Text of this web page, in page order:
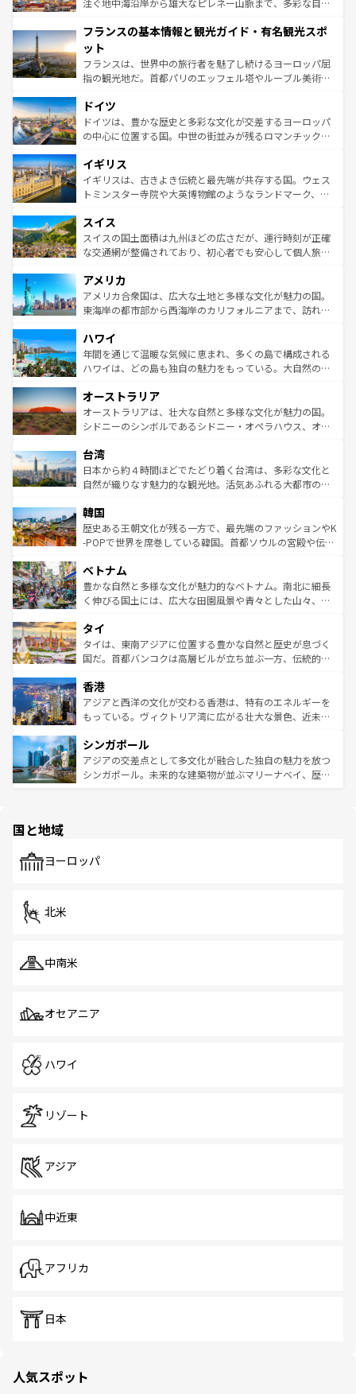
ませてくれるイタリアで、忘れられない旅をしてみよう！
なお、新着のイタリア情報は
しい。
注ぐ地中海沿岸から雄大なピレネー山脈まで、多彩な自然
文化が根付くこの国では、情熱的なフラメンコ、熱気あふ
れる闘牛、そして美味しいタパスが生活の一部となってい
る。首都マドリードの洗練された雰囲気や、バルセロナの
アートに溢れた街角から、地方では古代ローマ遺跡や中世
せる。地方によって風土や気候が異なるスペインはその個
性で訪れる人を魅了する。 なお、新着のスペイン情報は コ
ンテンツ一覧を参照してほしい。
フランスの基本情報と観光ガイド・有名観光スポ
ット
フランスは、世界中の旅行者を魅了し続けるヨーロッパ屈
指の観光地だ。首都パリのエッフェル塔やルーブル美術館
で、幅広い魅力が詰まっている。華麗な宮殿、歴史的な大
聖堂、美しいビーチ、そして豊かな自然が、訪れる者を心
から魅了する。また、フランスは美食の国としても知ら
いる。シャンパンの発祥地であるランス、プロヴァンスの
香り高いラベンダー畑など、多彩な楽しみ方が可能だ。さ
らに、パリ以外の地域にも魅力が溢れており、どの街角に
れる地方に足を運ぶとそれぞれで全く異なる文化を体験で
きるだろう。 なお、新着のフランス情報はコンテンツ一覧
を参照してほしい。
ドイツ
ドイツは、豊かな歴史と多彩な文化が交差するヨーロッパ
の中心に位置する国。中世の街並みが残るロマンチック街
顔を持つこの国は、どこを歩いても飽きることがない。ベ
ルリンの文化的活気、バイエルン州のアルプスの絶景、そ
してライン川沿いのワイン畑といった風景は必見。ビール
は、お酒好きな人にはぜひ体験してほしい。 なお、新着の
ドイツ情報はコンテンツ一覧を参照してほしい。
イギリス
イギリスは、古きよき伝統と最先端が共存する国。ウェス
トミンスター寺院や大英博物館のようなランドマーク、歴
リアごとに異なる魅力がある。また、優雅なアフタヌーン
ティー、ビール好きにはたまらない英国パブ、サッカー観
戦など、本場だからこそできる体験も豊富。イギリスを旅
ンツ一覧を参照してほしい。
スイス
スイスの国土面積は九州ほどの広さだが、運行時刻が正確
な交通網が整備されており、初心者でも安心して個人旅行
の建物がそのまま残る町や、スイスならではのユニークな
博物館もあり、アルプス観光だけでなく町歩きも満喫する
ことができる。国民の所得が高いため物価も高いが、旅行
ば市内交通費無料で観光を楽しむこともできる。 なお、新
着のスイス情報はコンテンツ一覧 を参照してほしい。
アメリカ
アメリカ合衆国は、広大な土地と多様な文化が魅力の国。
東海岸の都市部から西海岸のカリフォルニアまで、訪れる
のような巨大都市は、観光、ショッピング、エンターテイ
ンメントが詰まった刺激的なスポットだ。一方、アメリカ
西部には大自然が広がり、グランドキャニオンやイエロー
部のニューオーリンズでは、音楽と美食が融合した独特の
文化が魅力。旅行者はアメリカの各地域で異なる魅力を楽
しみながら、その多様性と豊かな歴史を感じることができ
ならではの贅沢な旅のスタイルだ。 なお、新着のアメリカ
情報はコンテンツ一覧を参照してほしい。
ハワイ
年間を通じて温暖な気候に恵まれ、多くの島で構成される
ハワイは、どの島も独自の魅力をもっている。大自然の神
ワイ島は見逃せない。また、定番の観光地といえばオアフ
島だが、静かな自然を求めるならマウイ島やカウアイ島が
おすすめ。エメラルドグリーンに輝く海をはじめ、豊かな
れるおもてなしの心で訪れる人々を迎えてくれるハワイの
人々、おいしいローカルフードやハワイアンミュージッ
ク、伝統的なフラダンスなど、すべてがハワイの魅力を彩
ワイを、存分に味わってほしい。 なお、新着のハワイ情報
はコンテンツ一覧を参照してほしい。
オーストラリア
オーストラリアは、壮大な自然と多様な文化が魅力の国。
シドニーのシンボルであるシドニー・オペラハウス、オー
リアリーフや大陸中央部にそびえるウルル（エアーズロッ
ク）、タスマニアの美しい原生林やケアンズの熱帯雨林な
ど、見どころがたくさん。また、カフェやワイン、オージ
いる。アクティビティも充実しており、サーフィンやダイ
ビング、ハイキングなど、アウトドア好きにはたまらな
い。オーストラリアの多彩な魅力を存分に味わいつくそ
参照してほしい。
台湾
日本から約４時間ほどでたどり着く台湾は、多彩な文化と
自然が織りなす魅力的な観光地。活気あふれる大都市の台
ン）、静ひつな山岳地帯である台湾東部など、都市の喧騒
と山間の静けさが共存しており、訪れる人に新しい発見と
驚きをもたらしてくれる。また、奥深い台湾の食文化も魅
容にもいいと評判のスイーツなど、バラエティ豊かな料理
が味わえる。 なお、新着の台湾情報は コンテンツ一覧を参
照してほしい。
韓国
歴史ある王朝文化が残る一方で、最先端のファッションやK
-POPで世界を席巻している韓国。首都ソウルの宮殿や伝統
き、地方に足を延ばせば四季折々の自然美を楽しむことが
できる。そして、キムチや焼肉、絶品のストリートフード
まで、さまざまな韓国料理が待っている。夜には、韓国な
リティに包まれながら、韓国の多彩な魅力を心ゆくまで味
わってみてほしい。 なお、新着の韓国情報はコンテンツ一
覧を参照してほしい。
ベトナム
豊かな自然と多様な文化が魅力的なベトナム。南北に細長
く伸びる国土には、広大な田園風景や青々とした山々、世
急速な発展と共に伝統が息づく。ハノイの古い町並みやホ
ーチミン市のフランス統治時代の建物も、独特の雰囲気を
醸し出している。また、バラエティの豊かさとおいしさで
とつ。フォーやバインミー、ベトナムコーヒーなどは、ぜ
ひ現地で味わいたい。どの地域を訪れてもあたたかい人々
が旅行者を迎えてくれるので、きっと忘れられない旅にな
参照してほしい。
タイ
タイは、東南アジアに位置する豊かな自然と歴史が息づく
国だ。首都バンコクは高層ビルが立ち並ぶ一方、伝統的な
の活気が交差している。北部ではチェンマイなどの山岳地
帯で自然と触れ合い、南部ではプーケットやクラビの美し
いビーチでリゾート気分を楽しむことができる。タイ料理
激する。気候は一年中温暖で、どの季節にも異なる楽しみ
が待っている。親しみやすいタイの人々、仏教を中心とし
た文化、そして多様な観光資源が、訪れる旅人を魅了し続
香港
アジアと西洋の文化が交わる香港は、特有のエネルギーを
もっている。ヴィクトリア湾に広がる壮大な景色、近未来
み、どこを訪れても感動するはず。観光スポットが密集し
ており、効率よく見どころを回れるのも魅力。息をのむよ
うな絶景から文化的な体験まで、香港を存分に楽しみ尽く
シンガポール
アジアの交差点として多文化が融合した独自の魅力を放つ
シンガポール。未来的な建築物が並ぶマリーナベイ、歴史
で、ホーカーズは地元の風情を楽しめる外せないスポット
国と地域
ヨーロッパ
北米
中南米
オセアニア
ハワイ
リゾート
アジア
中近東
アフリカ
日本
人気スポット